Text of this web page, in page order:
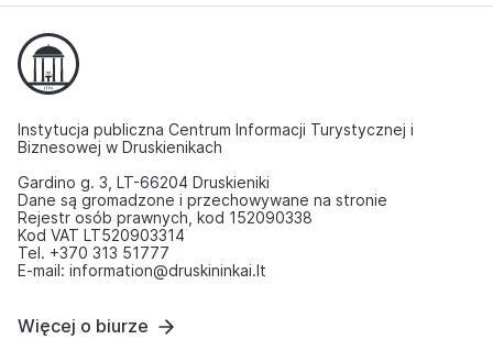
Instytucja publiczna Centrum Informacji Turystycznej i
Biznesowej w Druskienikach
Gardino g. 3, LT-66204 Druskieniki
Dane są gromadzone i przechowywane na stronie
Rejestr osób prawnych, kod 152090338
Kod VAT LT520903314
Tel. +370 313 51777
E-mail: information@druskininkai.lt
Więcej o biurze